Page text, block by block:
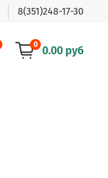
8(351)248-17-30
0 0.00 руб